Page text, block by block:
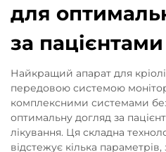
для
за пацієнтами
Найкращий апарат для
передовою системою
комплексними системами
оптимальну догляд за
лікування. Ця складна
відстежує кілька